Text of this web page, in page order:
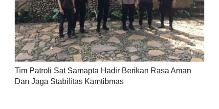
Tim Patroli Sat Samapta Hadir Berikan Rasa Aman
Dan Jaga Stabilitas Kamtibmas